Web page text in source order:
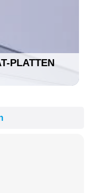
PLATTEN